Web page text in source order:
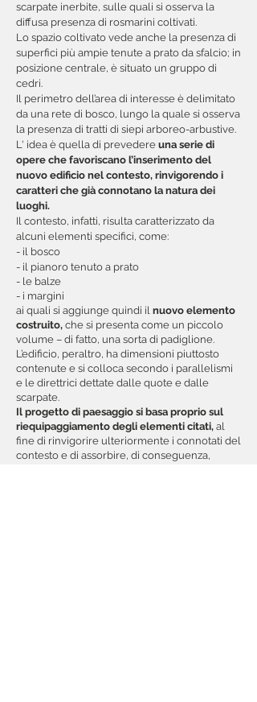
scarpate inerbite, sulle quali si osserva la
diffusa presenza di rosmarini coltivati.
Lo spazio coltivato vede anche la presenza di
superfici più ampie tenute a prato da sfalcio; in
posizione centrale, è situato un gruppo di
cedri.
Il perimetro dell’area di interesse è delimitato
da una rete di bosco, lungo la quale si osserva
la presenza di tratti di siepi arboreo-arbustive.
L' idea è quella di prevedere una serie di
opere che favoriscano l’inserimento del
nuovo edificio nel contesto, rinvigorendo i
caratteri che già connotano la natura dei
luoghi.
Il contesto, infatti, risulta caratterizzato da
alcuni elementi specifici, come:
- il bosco
- il pianoro tenuto a prato
- le balze
- i margini
ai quali si aggiunge quindi il nuovo elemento
costruito, che si presenta come un piccolo
volume – di fatto, una sorta di padiglione.
L’edificio, peraltro, ha dimensioni piuttosto
contenute e si colloca secondo i parallelismi
e le direttrici dettate dalle quote e dalle
scarpate.
Il progetto di paesaggio si basa proprio sul
riequipaggiamento degli elementi citati, al
fine di rinvigorire ulteriormente i connotati del
contesto e di assorbire, di conseguenza,